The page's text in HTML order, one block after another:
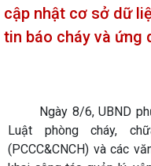
cập nhật cơ sở dữ
tin báo cháy và ứng
Ngày 8/6, UBND
Luật phòng cháy,
(PCCC&CNCH) và các